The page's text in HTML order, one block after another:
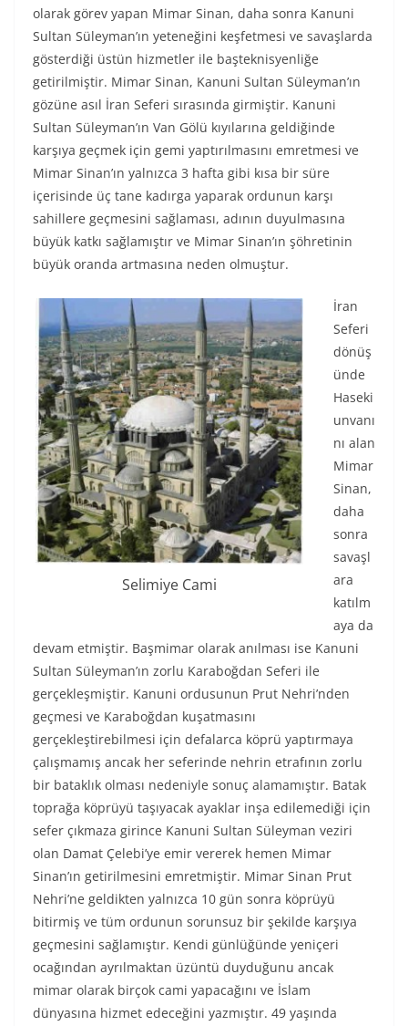
olarak görev yapan Mimar Sinan, daha sonra Kanuni
Sultan Süleyman’ın yeteneğini keşfetmesi ve savaşlarda
gösterdiği üstün hizmetler ile başteknisyenliğe
getirilmiştir. Mimar Sinan, Kanuni Sultan Süleyman’ın
gözüne asıl İran Seferi sırasında girmiştir. Kanuni
Sultan Süleyman’ın Van Gölü kıyılarına geldiğinde
karşıya geçmek için gemi yaptırılmasını emretmesi ve
Mimar Sinan’ın yalnızca 3 hafta gibi kısa bir süre
içerisinde üç tane kadırga yaparak ordunun karşı
sahillere geçmesini sağlaması, adının duyulmasına
büyük katkı sağlamıştır ve Mimar Sinan’ın şöhretinin
büyük oranda artmasına neden olmuştur.
Selimiye Cami
İran
Seferi
dönüş
ünde
Haseki
unvanı
nı alan
Mimar
Sinan,
daha
sonra
savaşl
ara
katılm
aya da
devam etmiştir. Başmimar olarak anılması ise Kanuni
Sultan Süleyman’ın zorlu Karaboğdan Seferi ile
gerçekleşmiştir. Kanuni ordusunun Prut Nehri’nden
geçmesi ve Karaboğdan kuşatmasını
gerçekleştirebilmesi için defalarca köprü yaptırmaya
çalışmamış ancak her seferinde nehrin etrafının zorlu
bir bataklık olması nedeniyle sonuç alamamıştır. Batak
toprağa köprüyü taşıyacak ayaklar inşa edilemediği için
sefer çıkmaza girince Kanuni Sultan Süleyman veziri
olan Damat Çelebi’ye emir vererek hemen Mimar
Sinan’ın getirilmesini emretmiştir. Mimar Sinan Prut
Nehri’ne geldikten yalnızca 10 gün sonra köprüyü
bitirmiş ve tüm ordunun sorunsuz bir şekilde karşıya
geçmesini sağlamıştır. Kendi günlüğünde yeniçeri
ocağından ayrılmaktan üzüntü duyduğunu ancak
mimar olarak birçok cami yapacağını ve İslam
dünyasına hizmet edeceğini yazmıştır. 49 yaşında